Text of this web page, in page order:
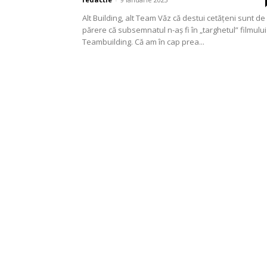
Alt Building, alt Team Văz că destui cetățeni sunt de
părere că subsemnatul n-aș fi în „targhetul” filmului
Teambuilding. Că am în cap prea...